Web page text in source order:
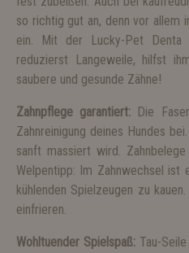
so richtig gut an, denn vor allem
ein. Mit der Lucky-Pet Denta
reduzierst Langeweile, hilfst
saubere und gesunde Zähne!
Zahnpflege garantiert: Die
Zahnreinigung deines Hundes
sanft massiert wird.
Welpentipp: Im Zahnwechsel ist
kühlenden Spielzeugen zu
einfrieren.
Wohltuender Spielspaß: Tau-